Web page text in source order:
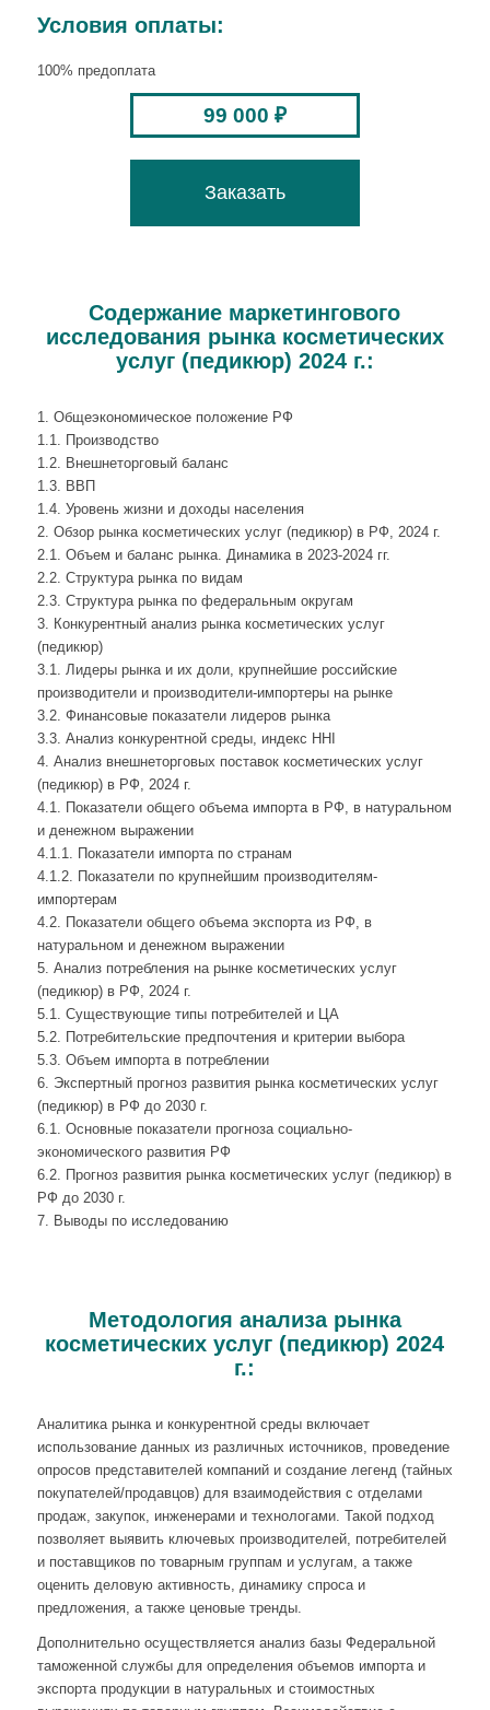
Условия оплаты:
100% предоплата
99 000 ₽
Заказать
Содержание маркетингового
исследования рынка косметических
услуг (педикюр) 2024 г.:
1. Общеэкономическое положение РФ
1.1. Производство
1.2. Внешнеторговый баланс
1.3. ВВП
1.4. Уровень жизни и доходы населения
2. Обзор рынка косметических услуг (педикюр) в РФ, 2024 г.
2.1. Объем и баланс рынка. Динамика в 2023-2024 гг.
2.2. Структура рынка по видам
2.3. Структура рынка по федеральным округам
3. Конкурентный анализ рынка косметических услуг
(педикюр)
3.1. Лидеры рынка и их доли, крупнейшие российские
производители и производители-импортеры на рынке
3.2. Финансовые показатели лидеров рынка
3.3. Анализ конкурентной среды, индекс HHI
4. Анализ внешнеторговых поставок косметических услуг
(педикюр) в РФ, 2024 г.
4.1. Показатели общего объема импорта в РФ, в натуральном
и денежном выражении
4.1.1. Показатели импорта по странам
4.1.2. Показатели по крупнейшим производителям-
импортерам
4.2. Показатели общего объема экспорта из РФ, в
натуральном и денежном выражении
5. Анализ потребления на рынке косметических услуг
(педикюр) в РФ, 2024 г.
5.1. Существующие типы потребителей и ЦА
5.2. Потребительские предпочтения и критерии выбора
5.3. Объем импорта в потреблении
6. Экспертный прогноз развития рынка косметических услуг
(педикюр) в РФ до 2030 г.
6.1. Основные показатели прогноза социально-
экономического развития РФ
6.2. Прогноз развития рынка косметических услуг (педикюр) в
РФ до 2030 г.
7. Выводы по исследованию
Методология анализа рынка
косметических услуг (педикюр) 2024
г.:
Аналитика рынка и конкурентной среды включает
использование данных из различных источников, проведение
опросов представителей компаний и создание легенд (тайных
покупателей/продавцов) для взаимодействия с отделами
продаж, закупок, инженерами и технологами. Такой подход
позволяет выявить ключевых производителей, потребителей
и поставщиков по товарным группам и услугам, а также
оценить деловую активность, динамику спроса и
предложения, а также ценовые тренды.
Дополнительно осуществляется анализ базы Федеральной
таможенной службы для определения объемов импорта и
экспорта продукции в натуральных и стоимостных